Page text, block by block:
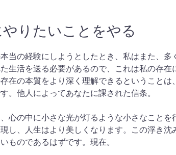
りたいことをやる
当の経験にしようとしたとき、私はまた、
生活を送る必要があるので、これは私の存
在の本質をより深く理解できるということ
。他人によってあなたに課された信条。
心の中に小さな光が灯るような小さなこと
し、人生はより美しくなります。この浮き
ものであるはずです。現在。